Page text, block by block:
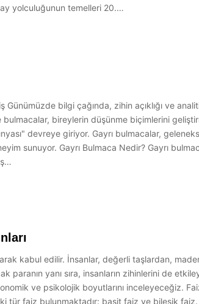
yolculuğunun temelleri 20.…
Günümüzde bilgi çağında, zihin açıklığı ve
bulmacalar, bireylerin düşünme biçimlerini
devreye giriyor. Gayrı bulmacalar,
sunuyor. Gayrı Bulmaca Nedir? Gayrı
kabul edilir. İnsanlar, değerli taşlardan,
paranın yanı sıra, insanların zihinlerini de
ve psikolojik boyutlarını inceleyeceğiz.
tür faiz bulunmaktadır: basit faiz ve bileşik